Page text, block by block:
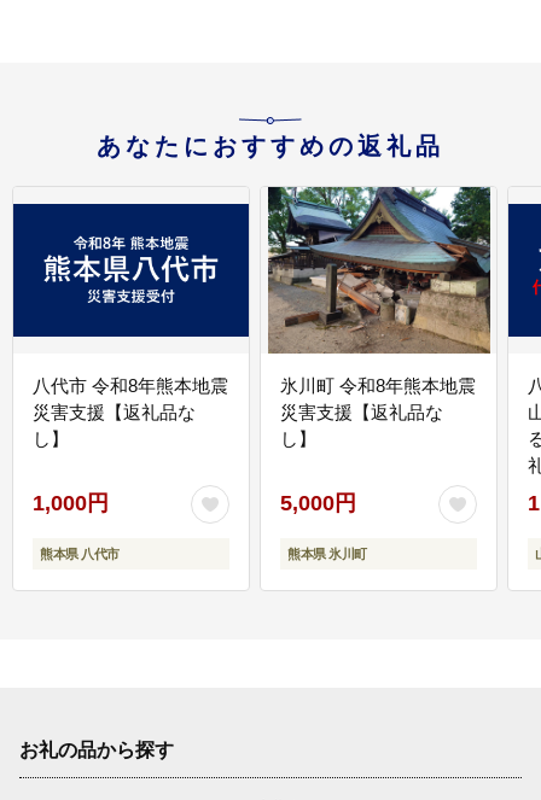
あなたにおすすめの返礼品
八代市 令和8年熊本地震
災害支援【返礼品な
し】
1,000円
熊本県 八代市
氷川町 令和8年熊本地震
災害支援【返礼品な
し】
5,000円
熊本県 氷川町
お礼の品から探す